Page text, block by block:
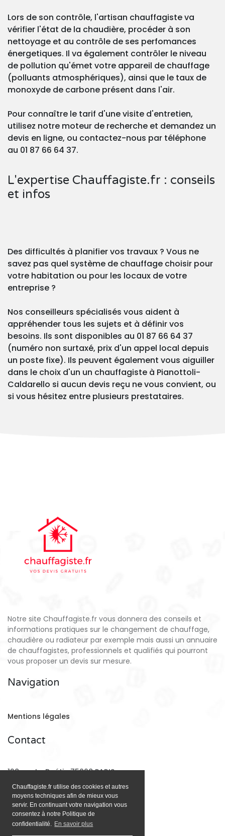
Chauffagiste.fr utilise des cookies et autres
moyens techniques afin de mieux vous
servir. En continuant votre navigation vous
consentez à notre Politique de
confidentialité. En savoir plus
Lors de son contrôle, l'artisan chauffagiste va
vérifier l'état de la chaudière, procéder à son
nettoyage et au contrôle de ses perfomances
énergetiques. Il va également contrôler le niveau
de pollution qu'émet votre appareil de chauffage
(polluants atmosphériques), ainsi que le taux de
monoxyde de carbone présent dans l'air.
Pour connaître le tarif d'une visite d'entretien,
utilisez notre moteur de recherche et demandez un
devis en ligne, ou contactez-nous par téléphone
au 01 87 66 64 37.
L'expertise Chauffagiste.fr : conseils
et infos
Des difficultés à planifier vos travaux ? Vous ne
savez pas quel système de chauffage choisir pour
votre habitation ou pour les locaux de votre
entreprise ?
Nos conseilleurs spécialisés vous aident à
appréhender tous les sujets et à définir vos
besoins. Ils sont disponibles au 01 87 66 64 37
(numéro non surtaxé, prix d'un appel local depuis
un poste fixe). Ils peuvent également vous aiguiller
dans le choix d'un un chauffagiste à Pianottoli-
Caldarello si aucun devis reçu ne vous convient, ou
si vous hésitez entre plusieurs prestataires.
Notre site Chauffagiste.fr vous donnera des conseils et
informations pratiques sur le changement de chauffage,
chaudière ou radiateur par exemple mais aussi un annuaire
de chauffagistes, professionnels et qualifiés qui pourront
vous proposer un devis sur mesure.
Navigation
Mentions légales
Contact
128 rue La Boétie 75008 PARIS
Email: contact@chauffagiste.fr